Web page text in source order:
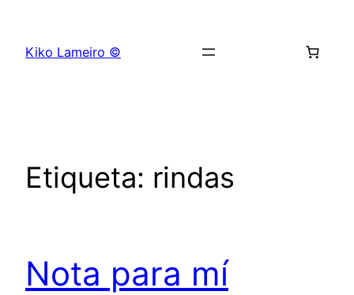
contenido
Kiko Lameiro ©
Etiqueta: rindas
Nota para mí